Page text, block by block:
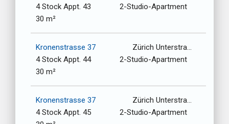
4 Stock Appt. 43
2-Studio-Apartment
30 m²
Kronenstrasse 37
Zürich Unterstrasse-Oberstrasse / 8006
4 Stock Appt. 44
2-Studio-Apartment
30 m²
Kronenstrasse 37
Zürich Unterstrasse-Oberstrasse / 8006
4 Stock Appt. 45
2-Studio-Apartment